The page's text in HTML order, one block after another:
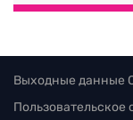
Выходные данные
Пользовательское